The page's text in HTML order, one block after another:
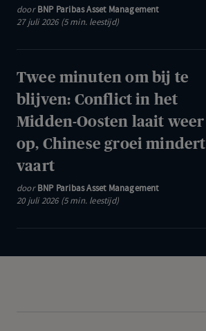
doorBNP Paribas Asset Management
27 juli 2026 (5 min. leestijd)
Twee minuten om bij te
blijven: Conflict in het
Midden-Oosten laait weer
op, Chinese groei mindert
vaart
doorBNP Paribas Asset Management
20 juli 2026 (5 min. leestijd)